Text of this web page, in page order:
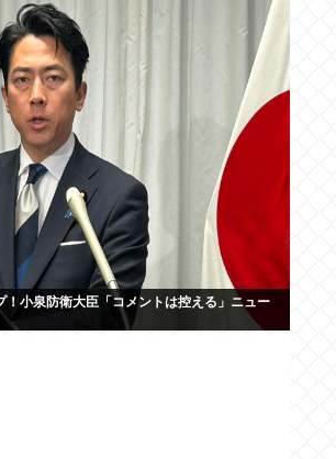
！小泉防衛大臣「コメントは控える」ニュー